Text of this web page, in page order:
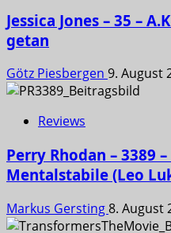
Jessica Jones – 35 –
getan
Götz Piesbergen 9. August
Reviews
Perry Rhodan – 3389
Mentalstabile (Leo
Markus Gersting8. August